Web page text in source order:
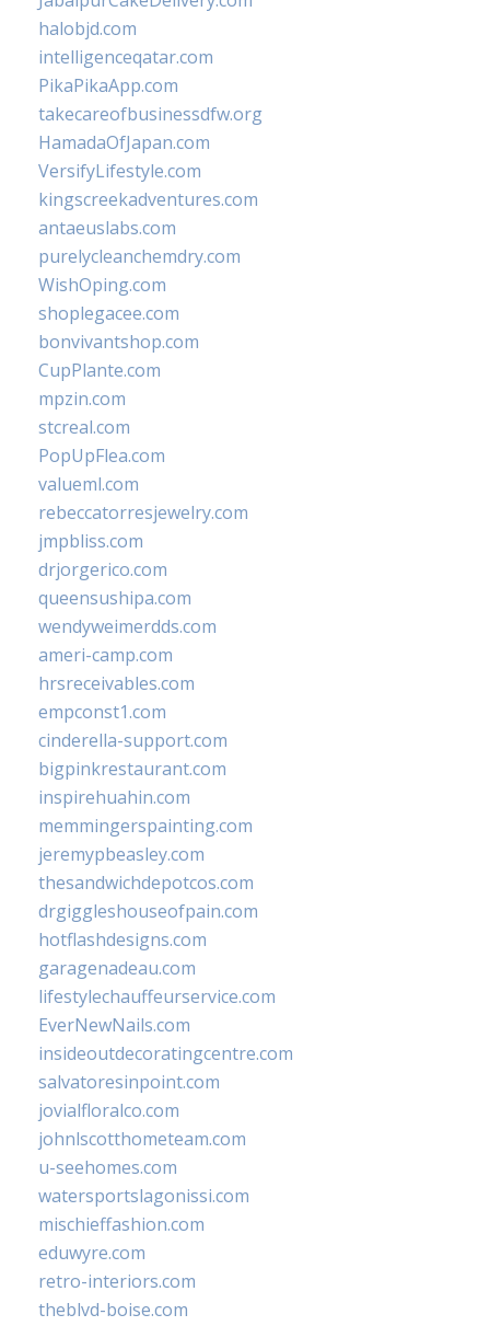
halobjd.com
intelligenceqatar.com
PikaPikaApp.com
takecareofbusinessdfw.org
HamadaOfJapan.com
VersifyLifestyle.com
kingscreekadventures.com
antaeuslabs.com
purelycleanchemdry.com
WishOping.com
shoplegacee.com
bonvivantshop.com
CupPlante.com
mpzin.com
stcreal.com
PopUpFlea.com
valueml.com
rebeccatorresjewelry.com
jmpbliss.com
drjorgerico.com
queensushipa.com
wendyweimerdds.com
ameri-camp.com
hrsreceivables.com
empconst1.com
cinderella-support.com
bigpinkrestaurant.com
inspirehuahin.com
memmingerspainting.com
jeremypbeasley.com
thesandwichdepotcos.com
drgiggleshouseofpain.com
hotflashdesigns.com
garagenadeau.com
lifestylechauffeurservice.com
EverNewNails.com
insideoutdecoratingcentre.com
salvatoresinpoint.com
jovialfloralco.com
johnlscotthometeam.com
u-seehomes.com
watersportslagonissi.com
mischieffashion.com
eduwyre.com
retro-interiors.com
theblvd-boise.com